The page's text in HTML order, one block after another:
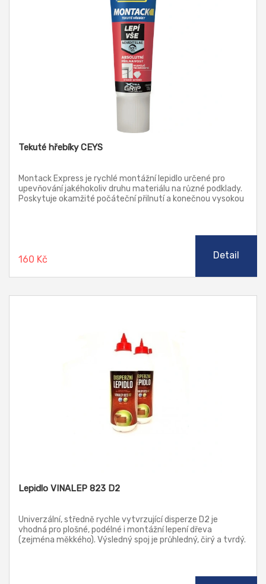
Tekuté hřebíky CEYS
Montack Express je rychlé montážní lepidlo určené pro
upevňování jakéhokoliv druhu materiálu na různé podklady.
Poskytuje okamžité počáteční přilnutí a konečnou vysokou
160 Kč Detail
Lepidlo VINALEP 823 D2
Univerzální, středně rychle vytvrzující disperze D2 je
vhodná pro plošné, podélné i montážní lepení dřeva
(zejména měkkého). Výsledný spoj je průhledný, čirý a tvrdý.